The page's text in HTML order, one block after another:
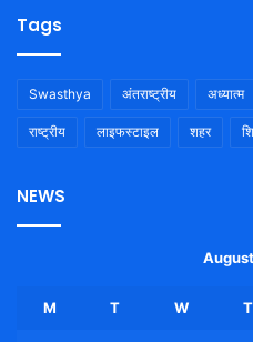
Tags
Swasthya अंतराष्ट्रीय अध्यात्म
राष्ट्रीय लाइफस्टाइल शहर
NEWS
M T W T